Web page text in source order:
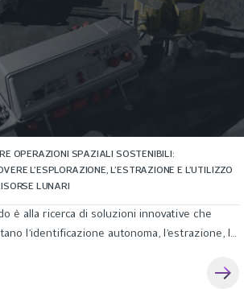
OPERAZIONI SPAZIALI SOSTENIBILI:
L’ESPLORAZIONE, L’ESTRAZIONE E L’UTILIZZO
LUNARI
è alla ricerca di soluzioni innovative che
l’identificazione autonoma, l’estrazione, la